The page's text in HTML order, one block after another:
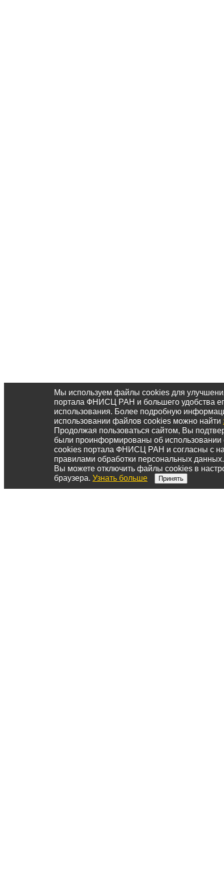
Мы используем файлы cookies для
портала ФНИСЦ РАН и большего удобства
использования. Более подробную
использовании файлов cookies можно найти
Продолжая пользоваться сайтом, Вы
были проинформированы об
cookies портала ФНИСЦ РАН и согласны с
правилами обработки персональных данных.
Вы можете отключить файлы cookies в
браузера. Узнать больше Принять